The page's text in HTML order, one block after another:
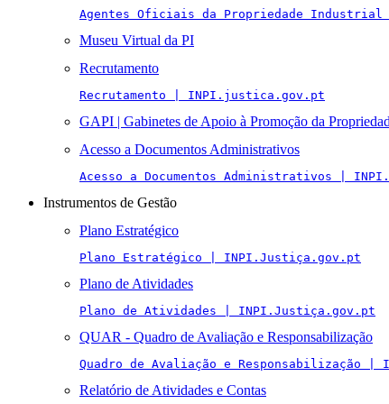
Agentes Oficiais da Propriedade
Museu Virtual da PI
Recrutamento
Recrutamento | INPI.justica.gov.pt
GAPI | Gabinetes de Apoio à Promoção da
Acesso a Documentos Administrativos
Acesso a Documentos Administrativos |
Instrumentos de Gestão
Plano Estratégico
Plano Estratégico | INPI.Justiça.gov.pt
Plano de Atividades
Plano de Atividades | INPI.Justiça.gov.pt
QUAR - Quadro de Avaliação e Responsabilização
Quadro de Avaliação e Responsabilização |
Relatório de Atividades e Contas